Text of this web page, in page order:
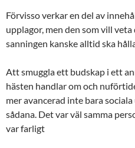
Förvisso verkar en del av
upplagor, men den som vill
sanningen kanske alltid ska
Att smuggla ett budskap i ett
hästen handlar om och
mer avancerad inte bara
sådana. Det var väl samma
var farligt